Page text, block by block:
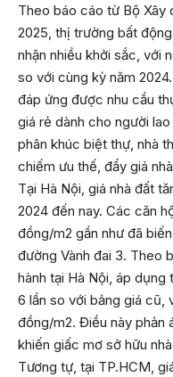
Theo báo cáo từ Bộ Xây
2025, thị trường bất
nhận nhiều khởi sắc, với
so với cùng kỳ năm
đáp ứng được nhu cầu
giá rẻ dành cho người
phân khúc biệt thự, nhà
chiếm ưu thế, đẩy giá
Tại Hà Nội, giá nhà đất
2024 đến nay. Các căn
đồng/m2 gần như đã
đường Vành đai 3. Theo
hành tại Hà Nội, áp
6 lần so với bảng giá cũ,
đồng/m2. Điều này phản
khiến giấc mơ sở hữu
Tương tự, tại TP.HCM,